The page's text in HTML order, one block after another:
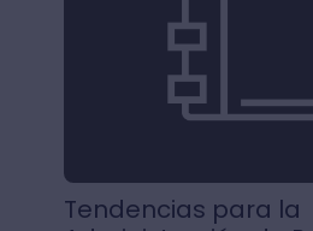
Tendencias para la